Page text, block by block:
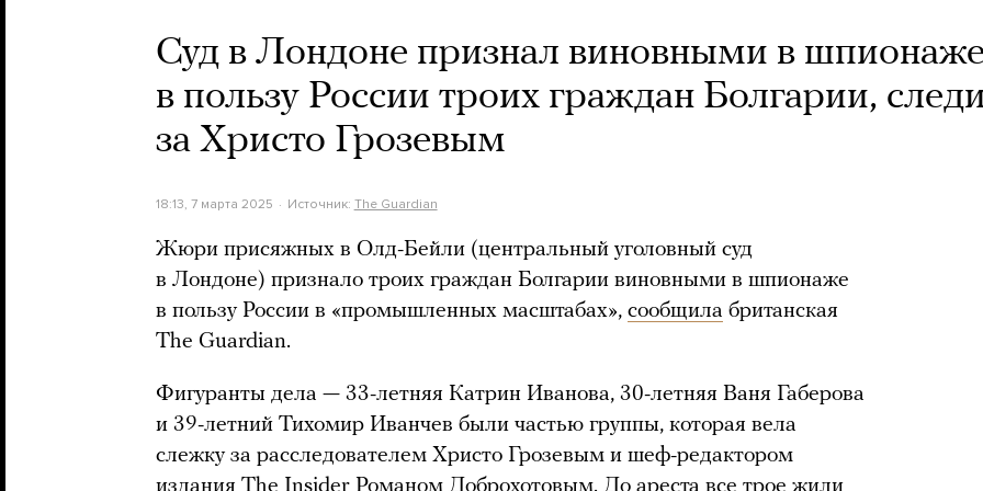
Суд в Лондоне признал виновными в шпионаже
в пользу России троих граждан Болгарии,
за Христо Грозевым
18:13, 7 марта 2025 Источник: The Guardian
Жюри присяжных в Олд-Бейли (центральный уголовный суд
в Лондоне) признало троих граждан Болгарии виновными в шпионаже
в пользу России в «промышленных масштабах», сообщила британская
The Guardian.
Фигуранты дела — 33-летняя Катрин Иванова, 30-летняя Ваня Габерова
и 39-летний Тихомир Иванчев были частью группы, которая вела
слежку за расследователем Христо Грозевым и шеф-редактором
издания The Insider Романом Доброхотовым. До ареста все трое жили